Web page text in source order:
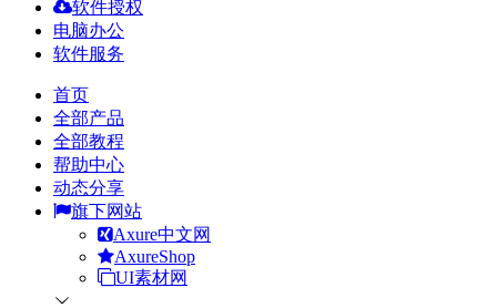
软件授权
电脑办公
软件服务
首页
全部产品
全部教程
帮助中心
动态分享
旗下网站
Axure中文网
AxureShop
UI素材网